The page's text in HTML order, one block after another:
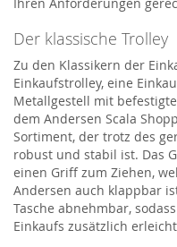
Der klassische Trolley
Zu den Klassikern der
Einkaufstrolley, eine
Metallgestell mit
dem Andersen Scala
Sortiment, der trotz des
robust und stabil ist. Das
einen Griff zum Ziehen,
Andersen auch klappbar
Tasche abnehmbar,
Einkaufs zusätzlich